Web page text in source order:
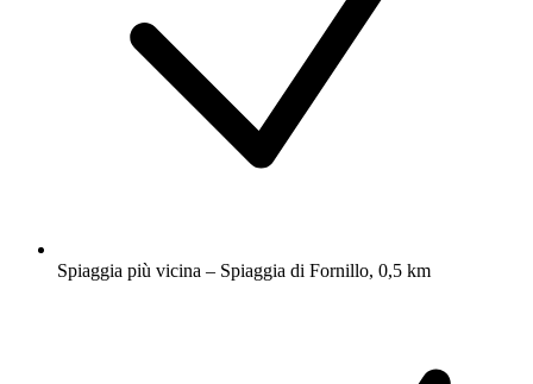
Spiaggia più vicina – Spiaggia di Fornillo, 0,5 km